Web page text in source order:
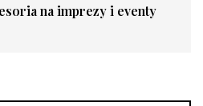
na imprezy i eventy